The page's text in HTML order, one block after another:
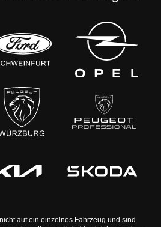
auf ein einzelnes Fahrzeug und sind